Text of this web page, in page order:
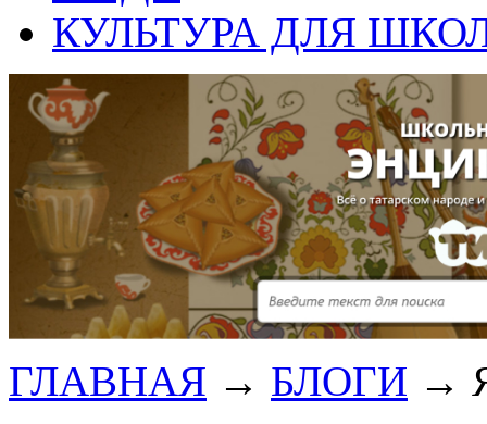
КУЛЬТУРА ДЛЯ
ГЛАВНАЯ → БЛОГИ →